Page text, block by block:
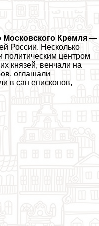
Московского Кремля —
России. Несколько
политическим центром
князей, венчали на
оглашали
в сан епископов,